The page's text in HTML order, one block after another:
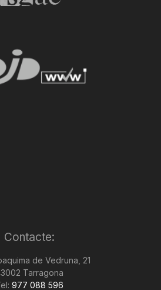
Contacte:
de Vedruna, 21
Tarragona
977 088 596